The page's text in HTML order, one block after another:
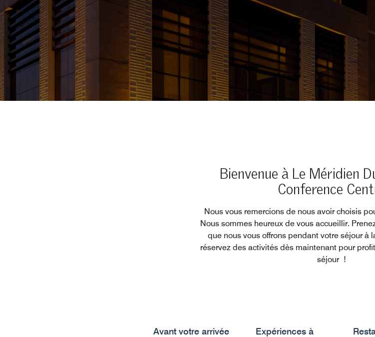
Bienvenue à Le Méridien
Conference
Nous vous remercions de nous avoir choisis
Nous sommes heureux de vous accueillir.
que nous vous offrons pendant votre séjour à
réservez des activités dès maintenant pour
séjour !
Avant votre arrivée
Expériences à